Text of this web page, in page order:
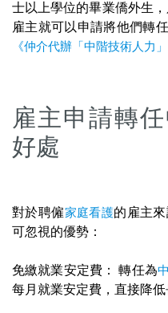
士以上學位的畢業僑外生
雇主就可以申請將他們轉
《仲介代辦「中階技術人力
雇主申請轉
好處
對於聘僱家庭看護的雇主
可忽視的優勢：
免繳就業安定費： 轉任為
每月就業安定費，直接降低